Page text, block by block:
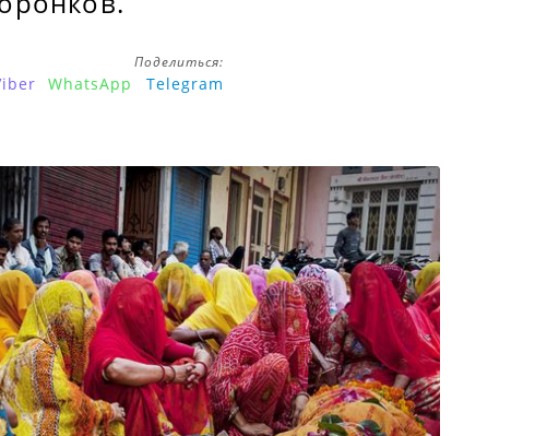
Поделиться:
WhatsApp Telegram